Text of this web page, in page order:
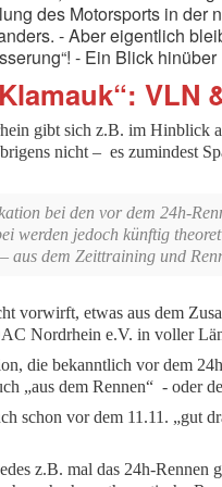
des Motorsports in der
- Aber eigentlich
- Ein Blick
VLN
gibt sich z.B. im Hinblick
nicht – es zumindest
bei den vor dem 24h-
werden jedoch künftig
– aus dem Zeittraining und
vorwirft, etwas aus dem
Nordrhein e.V. in voller
die bekanntlich vor dem
„aus dem Rennen“ - oder
schon vor dem 11.11. „gut
z.B. mal das 24h-